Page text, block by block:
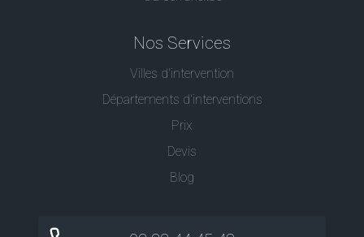
Nos Services
Villes d'intervention
Départements d'interventions
Prix
Devis
Blog